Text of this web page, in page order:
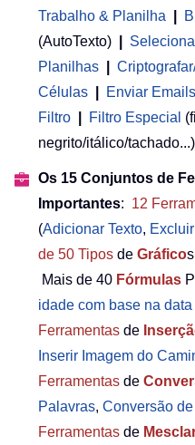
Trabalho & Planilha
(AutoTexto)
Planilhas
Células
Enviar
Filtro
Filtro Especial
negrito/itálico/
Os 15 Conjuntos de
Importantes: 12
(Adicionar Texto,
de 50 Tipos de Gráfico
Mais de 40 Fórmulas
idade com base na
Ferramentas de
Inserir Imagem do
Ferramentas de
Palavras, Conversão
Ferramentas de